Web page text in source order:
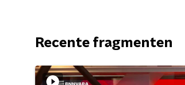
Recente fragmenten